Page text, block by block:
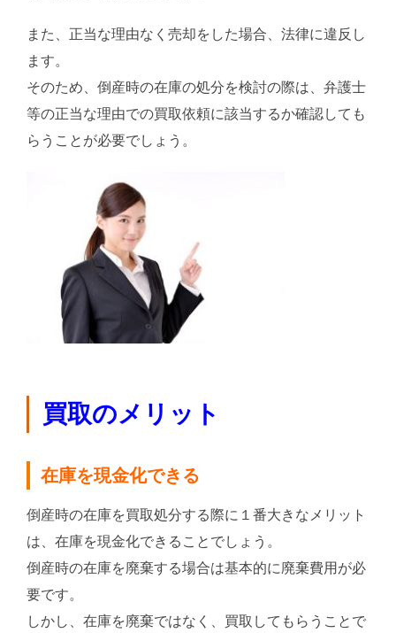
また、正当な理由なく売却をした場合、法律に違反し
ます。
そのため、倒産時の在庫の処分を検討の際は、弁護士
等の正当な理由での買取依頼に該当するか確認しても
らうことが必要でしょう。
買取のメリット
在庫を現金化できる
倒産時の在庫を買取処分する際に１番大きなメリット
は、在庫を現金化できることでしょう。
倒産時の在庫を廃棄する場合は基本的に廃棄費用が必
要です。
しかし、在庫を廃棄ではなく、買取してもらうことで